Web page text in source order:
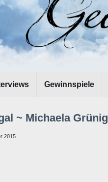
Gewinnspiele
~ Michaela Grünig
2015